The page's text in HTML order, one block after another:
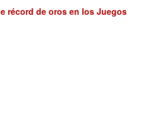
récord de oros en los Juegos